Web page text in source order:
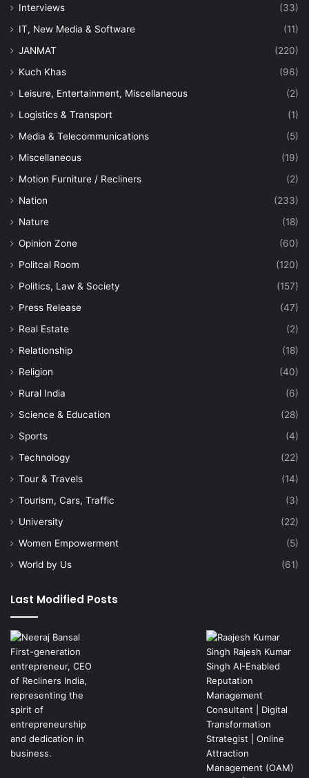
Interviews
(33)
IT, New Media & Software
(11)
JANMAT
(220)
Kuch Khas
(96)
Leisure, Entertainment, Miscellaneous
(2)
Logistics & Transport
(1)
Media & Telecommunications
(5)
Miscellaneous
(19)
Motion Furniture / Recliners
(2)
Nation
(233)
Nature
(18)
Opinion Zone
(60)
Politcal Room
(120)
Politics, Law & Society
(157)
Press Release
(47)
Real Estate
(2)
Relationship
(18)
Religion
(40)
Rural India
(6)
Science & Education
(28)
Sports
(4)
Technology
(22)
Tour & Travels
(14)
Tourism, Cars, Traffic
(3)
University
(22)
Women Empowerment
(5)
World by Us
(61)
Last Modified Posts